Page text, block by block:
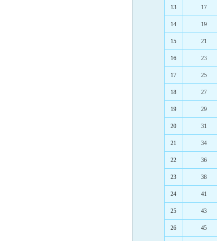
13 17
14 19
15 21
16 23
17 25
18 27
19 29
20 31
21 34
22 36
23 38
24 41
25 43
26 45